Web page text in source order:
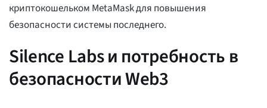
криптокошельком MetaMask для повышения
безопасности системы последнего.
Silence Labs и потребность в
безопасности Web3